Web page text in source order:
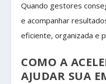
Quando gestores
e acompanhar
eficiente, organizada e
COMO A
AJUDAR SUA